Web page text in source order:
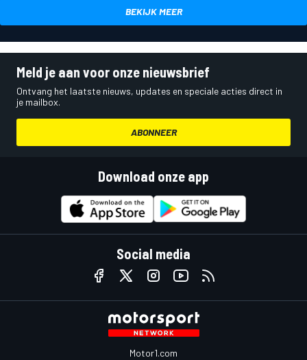
BEKIJK MEER
Meld je aan voor onze nieuwsbrief
Ontvang het laatste nieuws, updates en speciale acties direct in
je mailbox.
ABONNEER
Download onze app
Social media
Motor1.com